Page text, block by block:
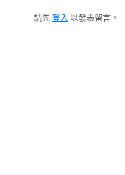
請先 登入 以發表留言。